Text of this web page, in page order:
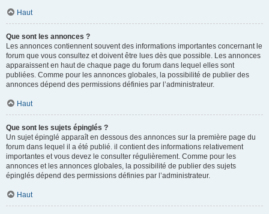
Haut
Que sont les annonces ?
Les annonces contiennent souvent des informations importantes concernant le
forum que vous consultez et doivent être lues dès que possible. Les annonces
apparaissent en haut de chaque page du forum dans lequel elles sont
publiées. Comme pour les annonces globales, la possibilité de publier des
annonces dépend des permissions définies par l’administrateur.
Haut
Que sont les sujets épinglés ?
Un sujet épinglé apparaît en dessous des annonces sur la première page du
forum dans lequel il a été publié. il contient des informations relativement
importantes et vous devez le consulter régulièrement. Comme pour les
annonces et les annonces globales, la possibilité de publier des sujets
épinglés dépend des permissions définies par l’administrateur.
Haut